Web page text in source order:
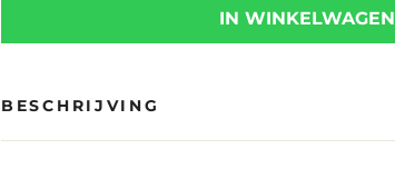
IN WINKELWAGEN
BESCHRIJVING